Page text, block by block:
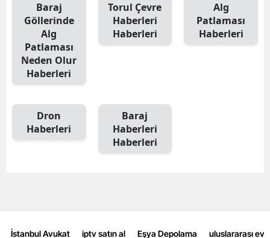
Baraj
Göllerinde
Alg
Patlaması
Neden Olur
Haberleri
Torul Çevre
Haberleri
Haberleri
Alg
Patlaması
Haberleri
Dron
Haberleri
Baraj
Haberleri
Haberleri
İstanbul Avukat iptv satın al Eşya Depolama uluslararası